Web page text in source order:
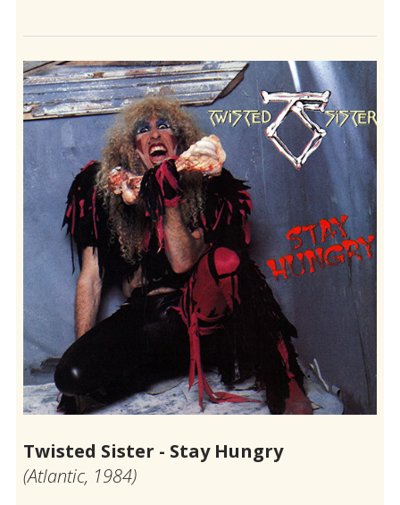
Twisted Sister - Stay Hungry
(Atlantic, 1984)